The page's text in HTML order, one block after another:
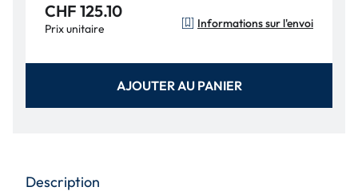
CHF 125.10
Prix unitaire Informations sur l'envoi
AJOUTER AU PANIER
Description